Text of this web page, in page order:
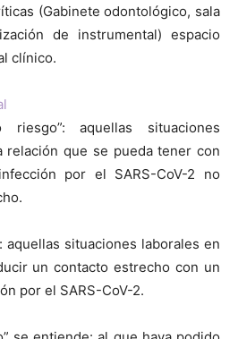
(Gabinete odontológico, sala
de instrumental) espacio
clínico.
riesgo”: aquellas situaciones
relación que se pueda tener con
por el SARS-CoV-2 no
aquellas situaciones laborales en
un contacto estrecho con un
por el SARS-CoV-2.